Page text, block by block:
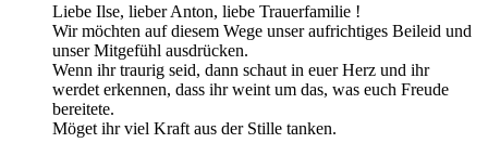
Liebe Ilse, lieber Anton, liebe Trauerfamilie !
Wir möchten auf diesem Wege unser aufrichtiges Beileid und
unser Mitgefühl ausdrücken.
Wenn ihr traurig seid, dann schaut in euer Herz und ihr
werdet erkennen, dass ihr weint um das, was euch Freude
bereitete.
Möget ihr viel Kraft aus der Stille tanken.